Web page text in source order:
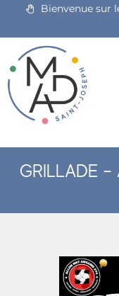
Bienvenue sur
GRILLADE